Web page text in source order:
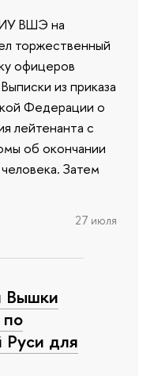
ВШЭ на
торжественный
офицеров
из приказа
Федерации о
лейтенанта с
об окончании
Затем
27 июля
Вышки
для